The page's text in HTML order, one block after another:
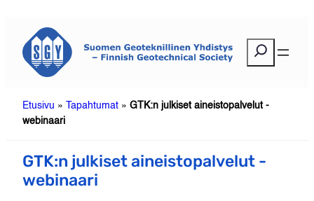
sisältöön
Etusivu » Tapahtumat » GTK:n julkiset aineistopalvelut -
webinaari
GTK:n julkiset aineistopalvelut -
webinaari